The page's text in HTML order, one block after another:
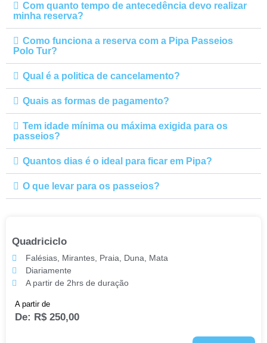
Com quanto tempo de antecedência devo realizar
minha reserva?
Como funciona a reserva com a Pipa Passeios
Polo Tur?
Qual é a politica de cancelamento?
Quais as formas de pagamento?
Tem idade mínima ou máxima exigida para os
passeios?
Quantos dias é o ideal para ficar em Pipa?
O que levar para os passeios?
Quadriciclo
Falésias, Mirantes, Praia, Duna, Mata
Diariamente
A partir de 2hrs de duração
A partir de
De: R$250,00